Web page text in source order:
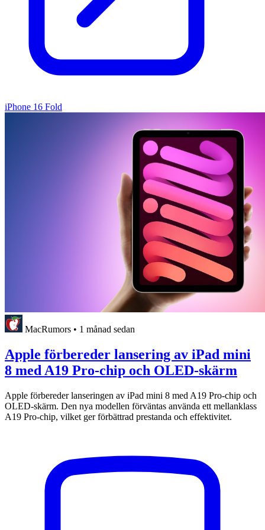
iPhone 16 Fold
MacRumors • 1 månad sedan
Apple förbereder lansering av iPad mini
8 med A19 Pro-chip och OLED-skärm
Apple förbereder lanseringen av iPad mini 8 med A19 Pro-chip och
OLED-skärm. Den nya modellen förväntas använda ett mellanklass
A19 Pro-chip, vilket ger förbättrad prestanda och effektivitet.